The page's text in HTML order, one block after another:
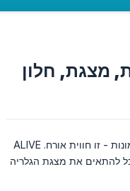
מצגת, חלון
גלריית האירועים שלך היא יותר מתיקיית תמונות - זו חווית אורח. ALIVE
להתאים את מצגת הגלריה